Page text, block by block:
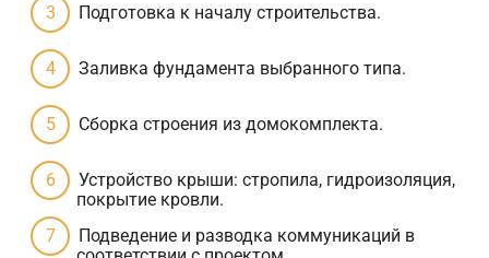
Подготовка к началу строительства.
Заливка фундамента выбранного типа.
Сборка строения из домокомплекта.
Устройство крыши: стропила, гидроизоляция,
покрытие кровли.
Подведение и разводка коммуникаций в